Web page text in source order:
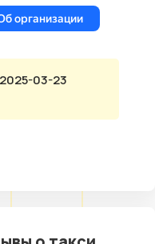
2025-03-23